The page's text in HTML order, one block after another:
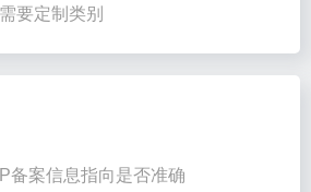
要定制类别
备案信息指向是否准确